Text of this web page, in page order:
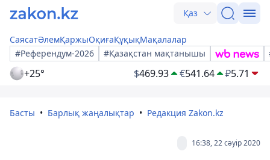
Қаз
СаясатӘлемҚаржыОқиғаҚұқықМақалалар
#Референдум-2026
#Қазақстан мақтанышы
+25° $469.93 €541.64 ₽5.71
Басты Барлық жаңалықтар Редакция Zakon.kz
16:38, 22 сәуір 2020